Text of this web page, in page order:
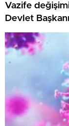
Vazife
Devlet